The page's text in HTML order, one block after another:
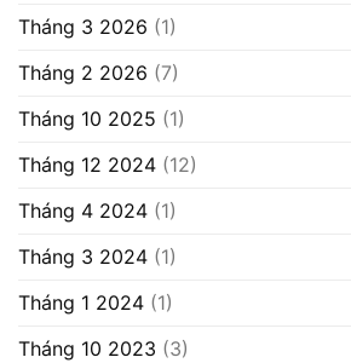
Tháng 3 2026 (1)
Tháng 2 2026 (7)
Tháng 10 2025 (1)
Tháng 12 2024 (12)
Tháng 4 2024 (1)
Tháng 3 2024 (1)
Tháng 1 2024 (1)
Tháng 10 2023 (3)